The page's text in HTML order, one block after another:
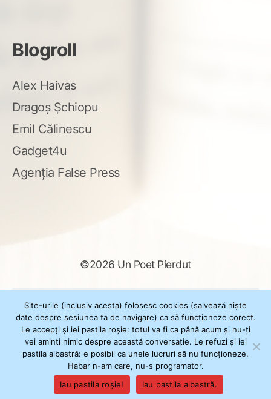
Blogroll
Alex Haivas
Dragoș Șchiopu
Emil Călinescu
Gadget4u
Agenția False Press
©2026 Un Poet Pierdut
după:
Powered byWordPress
ThemeXSimply by Il Jester
Site-urile (inclusiv acesta) folosesc cookies (salvează niște
date despre sesiunea ta de navigare) ca să funcționeze corect.
Le accepți și iei pastila roșie: totul va fi ca până acum și nu-ți
vei aminti nimic despre această conversație. Le refuzi și iei
pastila albastră: e posibil ca unele lucruri să nu funcționeze.
Habar n-am care, nu-s programator.
Iau pastila roșie!
Iau pastila albastră.